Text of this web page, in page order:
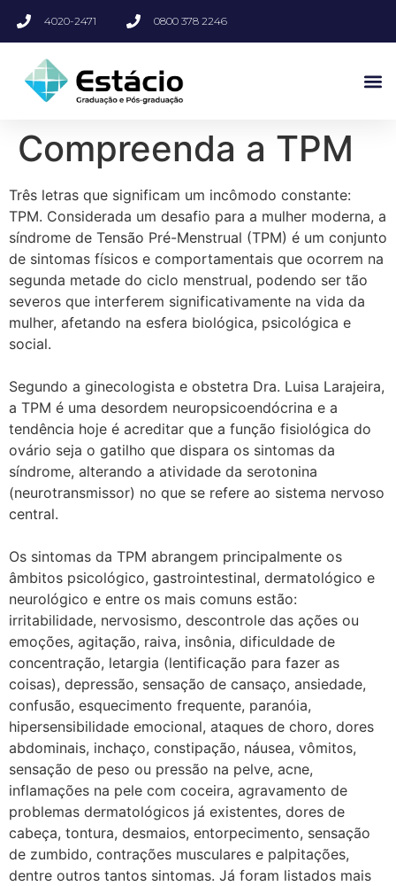
4020-2471 0800 378 2246
Compreenda a TPM
Três letras que significam um incômodo constante:
TPM. Considerada um desafio para a mulher moderna, a
síndrome de Tensão Pré-Menstrual (TPM) é um conjunto
de sintomas físicos e comportamentais que ocorrem na
segunda metade do ciclo menstrual, podendo ser tão
severos que interferem significativamente na vida da
mulher, afetando na esfera biológica, psicológica e
social.
Segundo a ginecologista e obstetra Dra. Luisa Larajeira,
a TPM é uma desordem neuropsicoendócrina e a
tendência hoje é acreditar que a função fisiológica do
ovário seja o gatilho que dispara os sintomas da
síndrome, alterando a atividade da serotonina
(neurotransmissor) no que se refere ao sistema nervoso
central.
Os sintomas da TPM abrangem principalmente os
âmbitos psicológico, gastrointestinal, dermatológico e
neurológico e entre os mais comuns estão:
irritabilidade, nervosismo, descontrole das ações ou
emoções, agitação, raiva, insônia, dificuldade de
concentração, letargia (lentificação para fazer as
coisas), depressão, sensação de cansaço, ansiedade,
confusão, esquecimento frequente, paranóia,
hipersensibilidade emocional, ataques de choro, dores
abdominais, inchaço, constipação, náusea, vômitos,
sensação de peso ou pressão na pelve, acne,
inflamações na pele com coceira, agravamento de
problemas dermatológicos já existentes, dores de
cabeça, tontura, desmaios, entorpecimento, sensação
de zumbido, contrações musculares e palpitações,
dentre outros tantos sintomas. Já foram listados mais